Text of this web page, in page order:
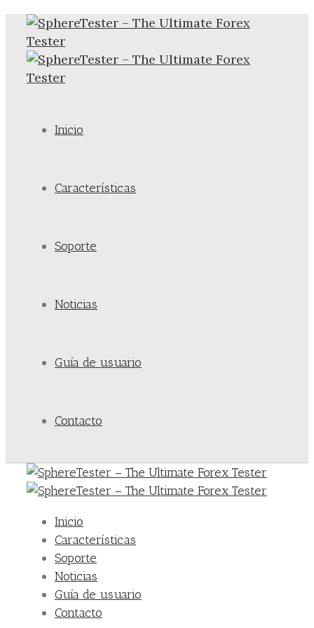
Inicio
Características
Soporte
Noticias
Guía de usuario
Contacto
Inicio
Características
Soporte
Noticias
Guía de usuario
Contacto